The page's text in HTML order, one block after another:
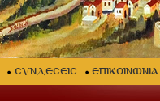
ΣΥΝΔΕΣΕΙΣ ΕΠΙΚΟΙΝΩΝΙΑ